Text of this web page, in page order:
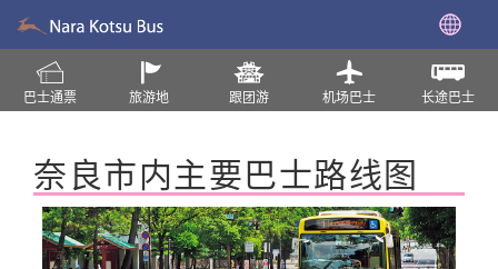
巴士通票 旅游地 跟团游 机场巴士 长途巴士
奈良市内主要巴士路线图